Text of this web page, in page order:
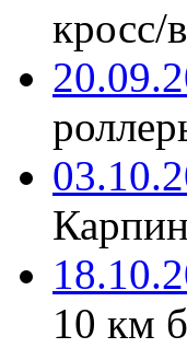
кросс/
10 км